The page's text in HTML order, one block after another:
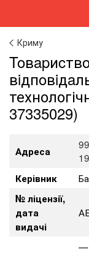
Криму
37335029)
Адреса
Керівник
№ ліцензії,
дата
видачі